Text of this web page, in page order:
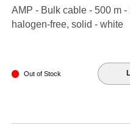
AMP - Bulk cable - 500 m
halogen-free, solid - white
Out of Stock